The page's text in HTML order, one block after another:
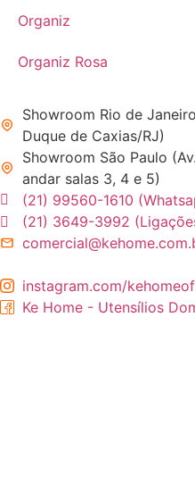
Organiz
Organiz Rosa
Showroom Rio de
Duque de Caxias/RJ)
Showroom São Paulo
andar salas 3, 4 e 5)
(21) 99560-1610
(21) 3649-3992
instagram.com/
Ke Home - Utensílios